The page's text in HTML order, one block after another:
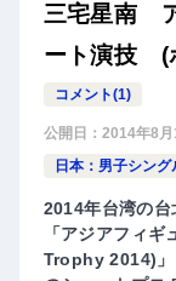
三宅星南
ート演技 (
コメント(1)
公開日： 2014年8月
日本：男子シング
2014年台湾の
「アジアフィ
Trophy 2014)」